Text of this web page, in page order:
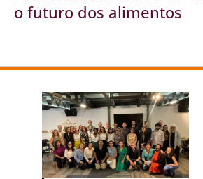
o futuro dos alimentos